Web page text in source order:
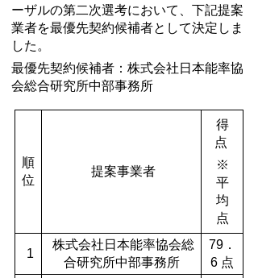
ーザルの第二次選考において、下記提案
業者を最優先契約候補者として決定しま
した。
最優先契約候補者：株式会社日本能率協
会総合研究所中部事務所
順
位
提案事業者
得
点
※
平
均
点
1
株式会社日本能率協会総
合研究所中部事務所
79．
6 点